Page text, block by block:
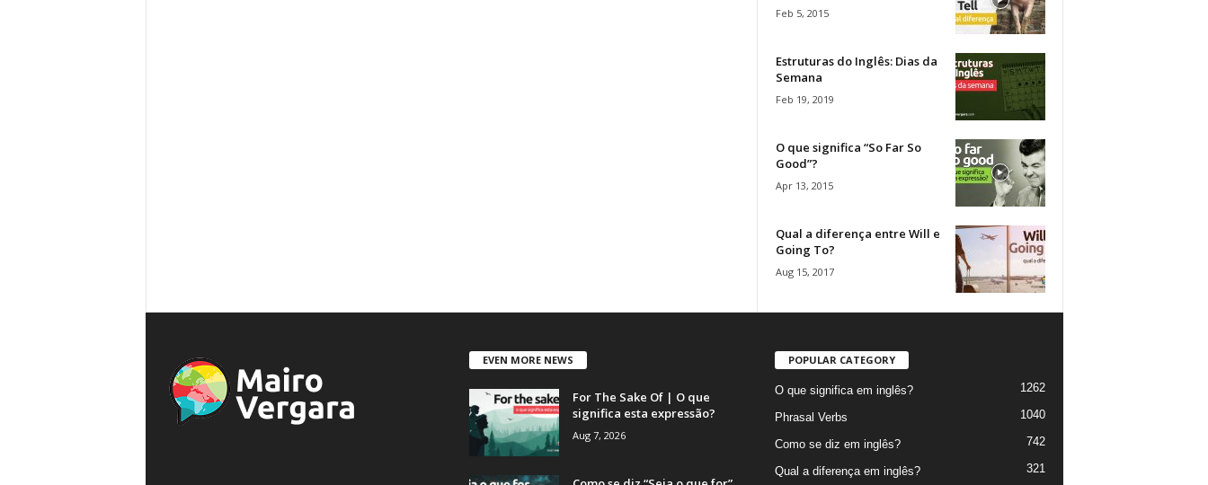
Feb 5, 2015
Estruturas do Inglês: Dias da
Semana
Feb 19, 2019
O que significa “So Far So
Good”?
Apr 13, 2015
Qual a diferença entre Will e
Going To?
Aug 15, 2017
EVEN MORE NEWS
For The Sake Of | O que
significa esta expressão?
Aug 7, 2026
POPULAR CATEGORY
O que significa em inglês? 1262
Phrasal Verbs 1040
Como se diz em inglês? 742
Qual a diferença em inglês? 321